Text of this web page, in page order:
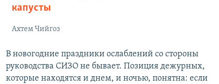
капусты
Ахтем Чийгоз
В новогодние праздники ослаблений со стороны
руководства СИЗО не бывает. Позиция дежурных,
которые находятся и днем, и ночью, понятна: если